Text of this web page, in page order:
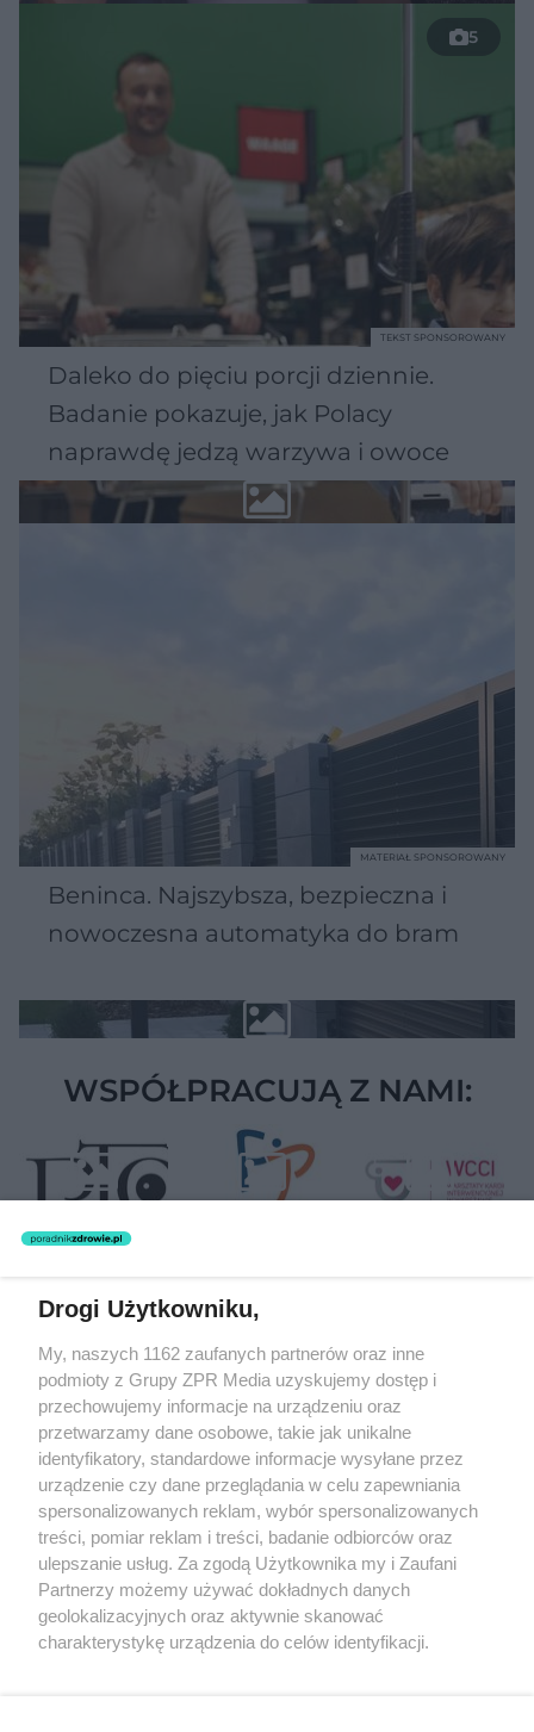
5
Daleko do pięciu porcji dziennie.
Badanie pokazuje, jak Polacy
naprawdę jedzą warzywa i owoce
TEKST SPONSOROWANY
Beninca. Najszybsza, bezpieczna i
nowoczesna automatyka do bram
MATERIAŁ SPONSOROWANY
WSPÓŁPRACUJĄ Z NAMI:
Żaden utwór zamieszczony w serwisie nie może być powielany i
rozpowszechniany lub dalej rozpowszechniany w jakikolwiek sposób
(w tym także elektroniczny lub mechaniczny) na jakimkolwiek polu
eksploatacji w jakiejkolwiek formie, włącznie z umieszczaniem w
Internecie bez pisemnej zgody właściciela praw. Jakiekolwiek użycie
lub wykorzystanie utworów w całości lub w części z naruszeniem
prawa, tzn. bez właściwej zgody, jest zabronione pod groźbą kary i
może być ścigane prawnie.
O nas
Drogi Użytkowniku,
My, naszych 1162 zaufanych partnerów oraz inne
podmioty z Grupy ZPR Media uzyskujemy dostęp i
przechowujemy informacje na urządzeniu oraz
przetwarzamy dane osobowe, takie jak unikalne
identyfikatory, standardowe informacje wysyłane przez
urządzenie czy dane przeglądania w celu zapewniania
spersonalizowanych reklam, wybór spersonalizowanych
treści, pomiar reklam i treści, badanie odbiorców oraz
ulepszanie usług. Za zgodą Użytkownika my i Zaufani
Partnerzy możemy używać dokładnych danych
geolokalizacyjnych oraz aktywnie skanować
charakterystykę urządzenia do celów identyfikacji.